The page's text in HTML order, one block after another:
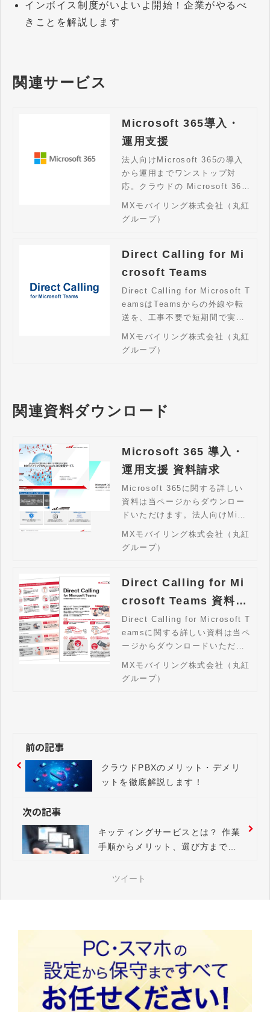
インボイス制度がいよいよ開始！企業がやるべ
きことを解説します
関連サービス
Microsoft 365導入・
運用支援
法人向けMicrosoft 365の導入
から運用までワンストップ対
応。クラウドの Microsoft 365
をご検討されている企業様はお
問い合わせください。
MXモバイリング株式会社（丸紅
グループ）
Direct Calling for Mi
crosoft Teams
Direct Calling for Microsoft T
eamsはTeamsからの外線や転
送を、工事不要で短期間で実現
するサービスです。
MXモバイリング株式会社（丸紅
グループ）
関連資料ダウンロード
Microsoft 365 導入・
運用支援 資料請求
Microsoft 365に関する詳しい
資料は当ページからダウンロー
ドいただけます。法人向けMicr
osoft 365の導入から運用まで
ワンストップ対応。クラウドの
さい。
MXモバイリング株式会社（丸紅
グループ）
Direct Calling for Mi
crosoft Teams 資料請
求
Direct Calling for Microsoft T
eamsに関する詳しい資料は当ペ
ージからダウンロードいただけ
ます。Direct Calling for Micr
osoft TeamsはTeamsからの外
MXモバイリング株式会社（丸紅
グループ）
前の記事
クラウドPBXのメリット・デメリ
ットを徹底解説します！
次の記事
キッティングサービスとは？ 作業
手順からメリット、選び方までご
ツイート